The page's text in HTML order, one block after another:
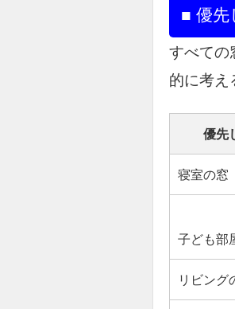
■ 優
すべての
的に考え
優先
寝室の窓
子ども部
リビング